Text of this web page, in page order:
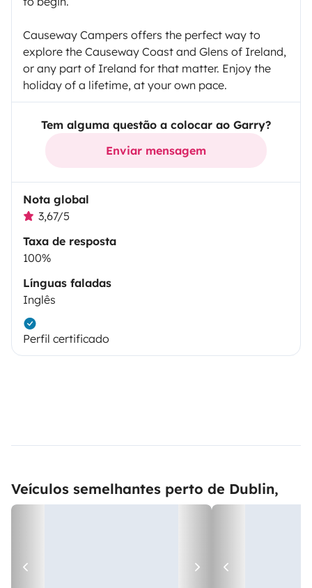
Causeway Campers offers the perfect way to
explore the Causeway Coast and Glens of Ireland,
or any part of Ireland for that matter. Enjoy the
holiday of a lifetime, at your own pace.
Tem alguma questão a colocar ao Garry?
Enviar mensagem
Nota global
3,67/5
Taxa de resposta
100%
Línguas faladas
Inglês
Perfil certificado
Veículos semelhantes perto de Dublin,